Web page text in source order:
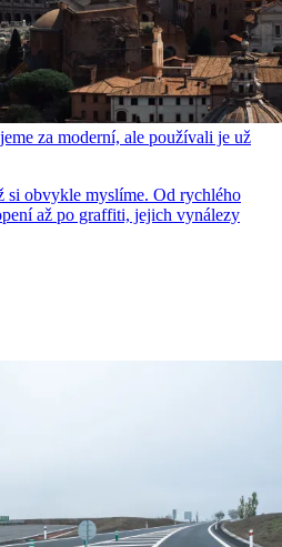
za moderní, ale používali je už
si obvykle myslíme. Od rychlého
až po graffiti, jejich vynálezy